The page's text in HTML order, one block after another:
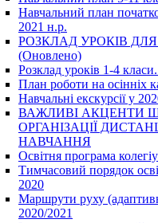
Навчальний план
2021 н.р.
РОЗКЛАД УРОКІВ ДЛЯ
(Оновлено)
Розклад уроків 1-4
План роботи на осінніх
Навчальні екскурсії у
ВАЖЛИВІ АКЦЕНТИ
ОРГАНІЗАЦІЇ
НАВЧАННЯ
Освітня програма
Тимчасовий порядок
2020
Маршрути руху
2020/2021